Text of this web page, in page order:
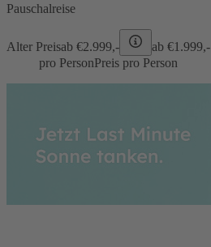
Pauschalreise
Alter Preisab €2.999,- ab €1.999,-
pro PersonPreis pro Person